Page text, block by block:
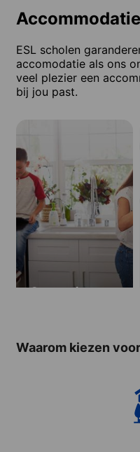
Accommodatie
ESL scholen
accomodatie als ons
veel plezier een
bij jou past.
Gastgezin
Waarom kiezen